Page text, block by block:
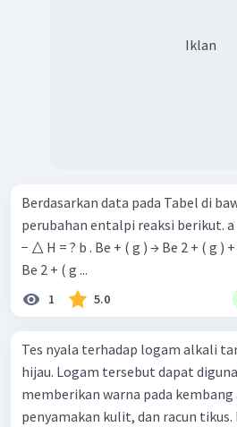
Iklan
Berdasarkan data pada Tabel di
perubahan entalpi reaksi berikut. a . Be ( s ) → Be + ( g ) + e
− △ H = ? b . Be + ( g ) → Be 2 + ( g )
Be 2 + ( g ...
1 5.0
Tes nyala terhadap logam alkali
hijau. Logam tersebut dapat
memberikan warna pada kembang
penyamakan kulit, dan racun tikus.